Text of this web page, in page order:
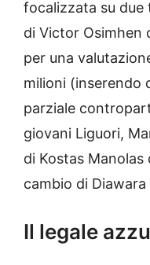
focalizzata su due
di Victor Osimhen
per una
milioni (inserendo
parziale
giovani Liguori,
di Kostas Manolas
cambio di
Il legale